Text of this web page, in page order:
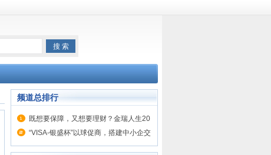
频道总排行
既想要保障，又想要理财？金瑞人生20
帮你忙
“VISA-银盛杯”以球促商，搭建中小企交
流平台